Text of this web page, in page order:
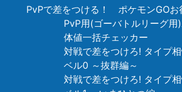
PvPで差をつける！ ポケモンGOお
PvP用(ゴーバトルリーグ用
体値一括チェッカー
対戦で差をつけろ! タイプ
ベル0 ～抜群編～
対戦で差をつけろ! タイプ